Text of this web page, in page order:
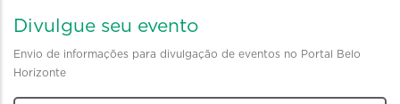
Divulgue seu evento
Envio de informações para divulgação de eventos no Portal Belo
Horizonte